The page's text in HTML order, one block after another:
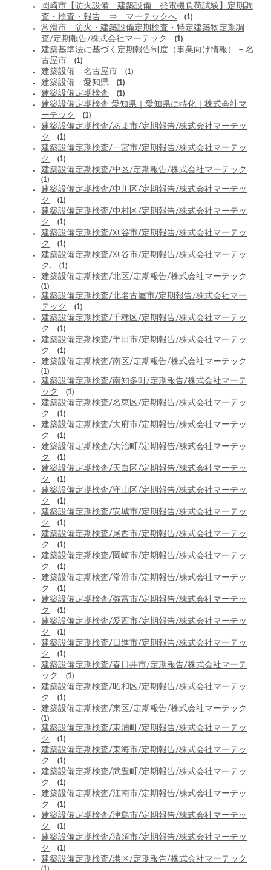
岡崎市【防火設備 建築設備 発電機負荷試験】定期調
査・検査・報告 ⇒ マーテックへ
(1)
常滑市 防火・建築設備定期検査・特定建築物定期調
査/定期報告/株式会社マーテック
(1)
建築基準法に基づく定期報告制度（事業向け情報） – 名
古屋市
(1)
建築設備 名古屋市 (1)
建築設備 愛知県 (1)
建築設備定期検査 (1)
建築設備定期検査 愛知県｜愛知県に特化｜株式会社マ
ーテック
(1)
建築設備定期検査/あま市/定期報告/株式会社マーテッ
ク
(1)
建築設備定期検査/一宮市/定期報告/株式会社マーテッ
ク
(1)
建築設備定期検査/中区/定期報告/株式会社マーテック
(1)
建築設備定期検査/中川区/定期報告/株式会社マーテッ
ク
(1)
建築設備定期検査/中村区/定期報告/株式会社マーテッ
ク
(1)
建築設備定期検査/刈谷市/定期報告/株式会社マーテッ
ク
(1)
建築設備定期検査/刈谷市/定期報告/株式会社マーテッ
ク.
(1)
建築設備定期検査/北区/定期報告/株式会社マーテック
(1)
建築設備定期検査/北名古屋市/定期報告/株式会社マー
テック
(1)
建築設備定期検査/千種区/定期報告/株式会社マーテッ
ク
(1)
建築設備定期検査/半田市/定期報告/株式会社マーテッ
ク
(1)
建築設備定期検査/南区/定期報告/株式会社マーテック
(1)
建築設備定期検査/南知多町/定期報告/株式会社マーテ
ック
(1)
建築設備定期検査/名東区/定期報告/株式会社マーテッ
ク
(1)
建築設備定期検査/大府市/定期報告/株式会社マーテッ
ク
(1)
建築設備定期検査/大治町/定期報告/株式会社マーテッ
ク
(1)
建築設備定期検査/天白区/定期報告/株式会社マーテッ
ク
(1)
建築設備定期検査/守山区/定期報告/株式会社マーテッ
ク
(1)
建築設備定期検査/安城市/定期報告/株式会社マーテッ
ク
(1)
建築設備定期検査/尾西市/定期報告/株式会社マーテッ
ク
(1)
建築設備定期検査/岡崎市/定期報告/株式会社マーテッ
ク
(1)
建築設備定期検査/常滑市/定期報告/株式会社マーテッ
ク
(1)
建築設備定期検査/弥富市/定期報告/株式会社マーテッ
ク
(1)
建築設備定期検査/愛西市/定期報告/株式会社マーテッ
ク
(1)
建築設備定期検査/日進市/定期報告/株式会社マーテッ
ク
(1)
建築設備定期検査/春日井市/定期報告/株式会社マーテ
ック
(1)
建築設備定期検査/昭和区/定期報告/株式会社マーテッ
ク
(1)
建築設備定期検査/東区/定期報告/株式会社マーテック
(1)
建築設備定期検査/東浦町/定期報告/株式会社マーテッ
ク
(1)
建築設備定期検査/東海市/定期報告/株式会社マーテッ
ク
(1)
建築設備定期検査/武豊町/定期報告/株式会社マーテッ
ク
(1)
建築設備定期検査/江南市/定期報告/株式会社マーテッ
ク
(1)
建築設備定期検査/津島市/定期報告/株式会社マーテッ
ク
(1)
建築設備定期検査/清須市/定期報告/株式会社マーテッ
ク
(1)
建築設備定期検査/港区/定期報告/株式会社マーテック